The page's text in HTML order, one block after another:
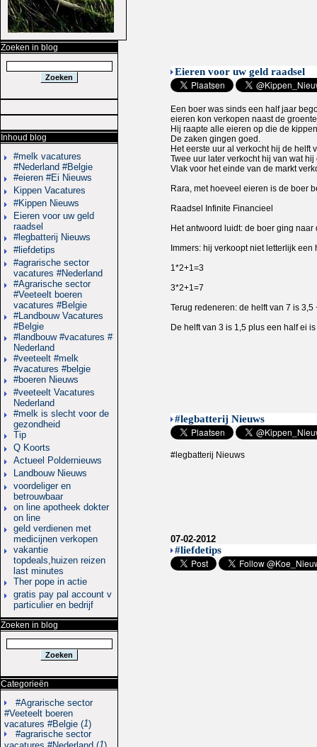
Zoeken in blog
Inhoud blog
#melk vacatures
#Nederland #Belgie
#eieren #Ei Nieuws
Kippen Vacatures
#Kippen Nieuws
Eieren voor uw geld
raadsel
#legbatterij Nieuws
#liefdetips
#agrarische sector
vacatures #Nederland
#Agrarische sector
#Veeteelt boeren
vacatures #Belgie
#Landbouw Vacatures
#Belgie
#landbouw #vacatures #
Nederland
#veeteelt #melk
#vacatures #belgie
#boeren Nieuws
#veeteelt Vacatures
Nederland
#melk is slecht voor de
gezondheid
Tip
Q Koorts
Actueel Poldernieuws
Landbouw Nieuws
voordeliger en
betrouwbaar
on line apotheek dokter
on line
geld verdienen met
medicijnen verkopen
vakantie
topdeals,huizen reizen
last minutes
Ther pope in actie
gratis pay pal account v
particulier en bedrijf
Zoeken in blog
Categorieën
#Agrarische sector
#Veeteelt boeren
vacatures #Belgie (1)
#agrarische sector
vacatures #Nederland (1)
Eieren voor uw geld raadsel
Een boer was sinds een half jaar
eieren kon verkopen naast de
Hij raapte alle eieren op die de
De zaken gingen goed.
Het eerste uur al verkocht hij de helft
Twee uur later verkocht hij van wat
Vlak voor het einde van de markt
Rara, met hoeveel eieren is de boer
Raadsel Infinite Financieel
Het antwoord luidt: de boer ging naar
Immers: hij verkoopt niet letterlijk
1*2+1=3
3*2+1=7
Terug redeneren: de helft van 7 is
De helft van 3 is 1,5 plus een half ei
#legbatterij Nieuws
#legbatterij Nieuws
07-02-2012
#liefdetips